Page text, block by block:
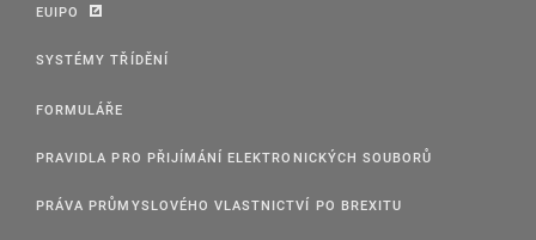
EUIPO
SYSTÉMY TŘÍDĚNÍ
FORMULÁŘE
PRAVIDLA PRO PŘIJÍMÁNÍ ELEKTRONICKÝCH SOUBORŮ
PRÁVA PRŮMYSLOVÉHO VLASTNICTVÍ PO BREXITU